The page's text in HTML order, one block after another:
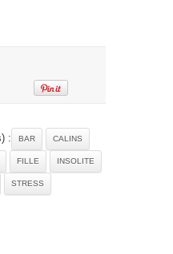
: BAR CALINS
FILLE INSOLITE
STRESS